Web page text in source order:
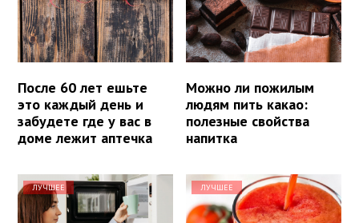
После 60 лет ешьте
это каждый день и
забудете где у вас в
доме лежит аптечка
Можно ли пожилым
людям пить какао:
полезные свойства
напитка
ЛУЧШЕЕ ЛУЧШЕЕ